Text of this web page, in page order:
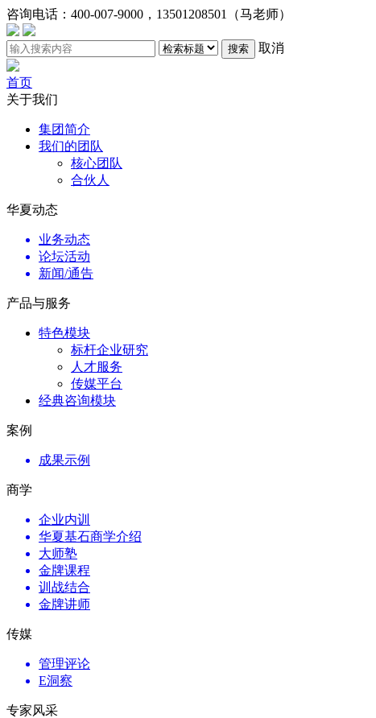
咨询电话： 400-007-9000，13501208501（马老师）
搜索 取消
首页
关于我们
集团简介
我们的团队
核心团队
合伙人
华夏动态
业务动态
论坛活动
新闻/通告
产品与服务
特色模块
标杆企业研究
人才服务
传媒平台
经典咨询模块
案例
成果示例
商学
企业内训
华夏基石商学介绍
大师塾
金牌课程
训战结合
金牌讲师
传媒
管理评论
E洞察
专家风采